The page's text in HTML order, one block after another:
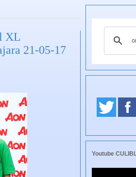
XL
21-05-17
Youtube